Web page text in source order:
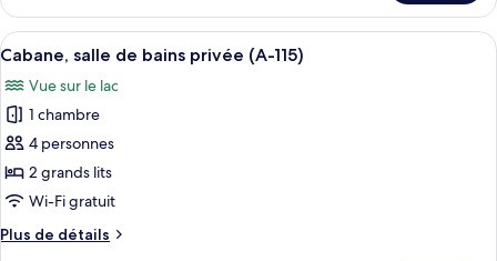
chambre,
de
bains
privée
(F-
116)
le
type
de
Cabane
Familiale,
chambre,
salle
de
bains
privée
Afficher
toutes
les
photos
pour
ce
type
chambre :
Une rangée de chalets modernes
15
Cabane, salle de bains privée (A-115)
Vue sur le lac
1 chambre
4 personnes
2 grands lits
Wi-Fi gratuit
Plus de détails
Plus